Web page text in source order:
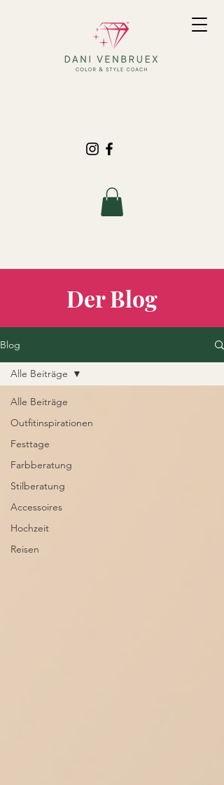
Der Blog
Blog
Alle Beiträge
Outfitinspirationen
Festtage
Farbberatung
Stilberatung
Accessoires
Hochzeit
Reisen
Alle Beiträge